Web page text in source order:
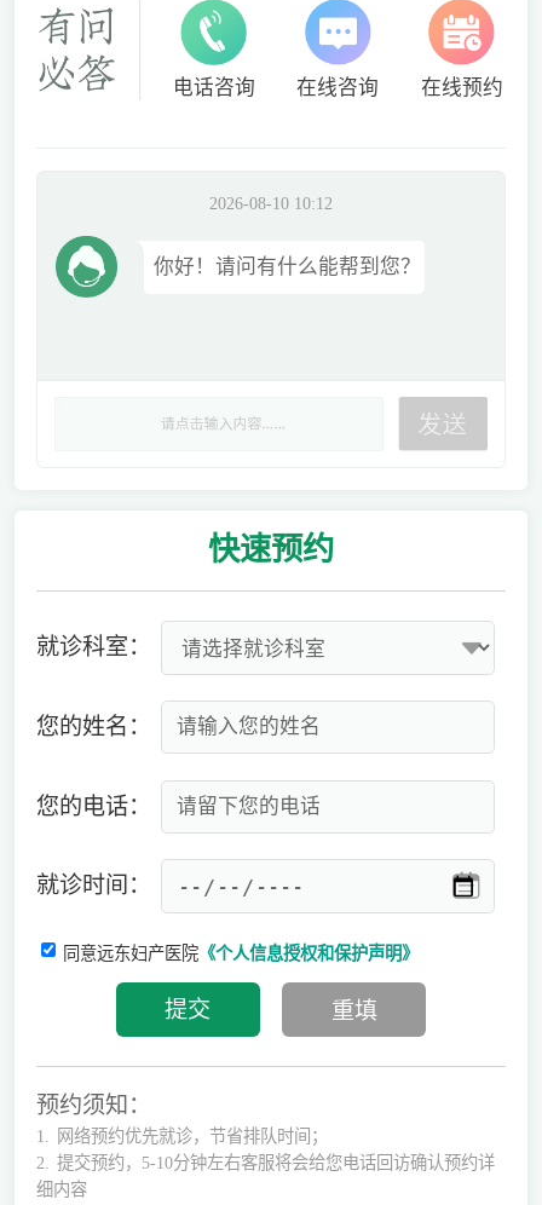
电话咨询 在线咨询 在线预约
2026-08-10 10:12
你好！请问有什么能帮到您？
快速预约
就诊科室：
您的姓名：
您的电话：
就诊时间：
同意远东妇产医院《个人信息授权和保护声明》
预约须知：
1.
网络预约优先就诊，节省排队时间；
2.
提交预约，5-10分钟左右客服将会给您电话回访确认预约详
细内容